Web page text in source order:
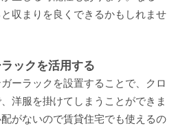
収まりを良くできるかもしれませ
ックを活用する
ーラックを設置することで、クロ
洋服を掛けてしまうことができま
がないので賃貸住宅でも使えるの